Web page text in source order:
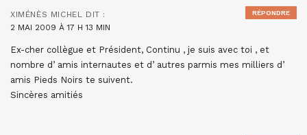
XIMÉNÈS MICHEL DIT :
2 MAI 2009 À 17 H 13 MIN
Ex-cher collègue et Président, Continu , je suis avec toi , et
nombre d’ amis internautes et d’ autres parmis mes milliers d’
amis Pieds Noirs te suivent.
Sincères amitiés
RÉPONDRE